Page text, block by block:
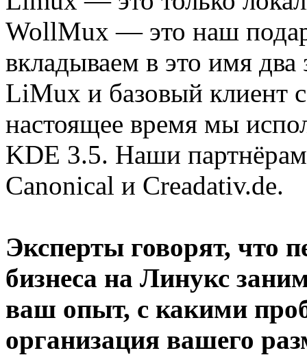
WollMux — это наш
вкладываем в это имя
LiMux и базовый клиент
настоящее время мы
KDE 3.5. Наши
Canonical и Creadativ.de.
Эксперты говорят, что
бизнеса на Линукс
ваш опыт, с какими
организация вашего